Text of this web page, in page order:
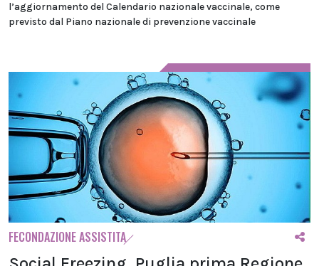
l’aggiornamento del Calendario nazionale vaccinale, come
previsto dal Piano nazionale di prevenzione vaccinale
FECONDAZIONE ASSISTITA